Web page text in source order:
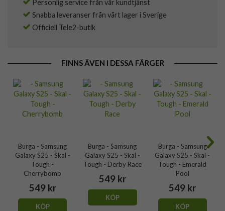
Personlig service från vår kundtjänst
Snabba leveranser från vårt lager i Sverige
Officiell Tele2-butik
FINNS ÄVEN I DESSA FÄRGER
Burga - Samsung
Galaxy S25 - Skal -
Tough -
Cherrybomb
549 kr
KÖP
Burga - Samsung
Galaxy S25 - Skal -
Tough - Derby Race
549 kr
KÖP
Burga - Samsung
Galaxy S25 - Skal -
Tough - Emerald
Pool
549 kr
KÖP